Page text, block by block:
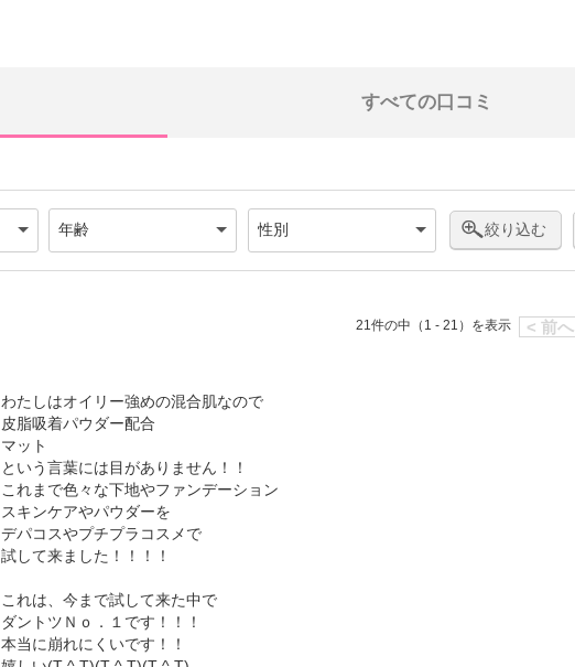
すべての口コミ
絞り込む
< 前へ
21件の中（1 - 21）を表示
わたしはオイリー強めの混合肌なので
皮脂吸着パウダー配合
マット
という言葉には目がありません！！
これまで色々な下地やファンデーション
スキンケアやパウダーを
デパコスやプチプラコスメで
試して来ました！！！！
これは、今まで試して来た中で
ダントツＮｏ．１です！！！
本当に崩れにくいです！！